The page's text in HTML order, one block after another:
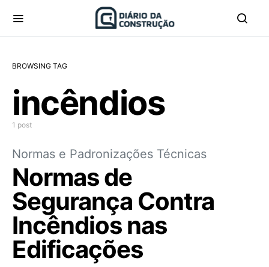
BROWSING TAG
incêndios
1 post
Normas e Padronizações Técnicas
Normas de
Segurança Contra
Incêndios nas
Edificações